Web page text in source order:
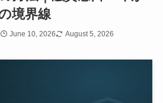
境界線
June 10, 2026 August 5, 2026